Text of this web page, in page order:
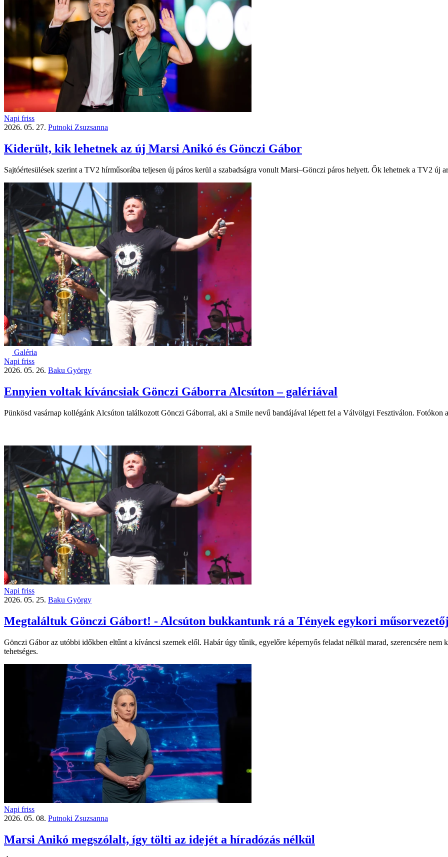
Napi friss
2026. 05. 27. Putnoki Zsuzsanna
Kiderült, kik lehetnek az új Marsi Anikó és Gönczi Gábor
Sajtóértesülések szerint a TV2 hírműsorába teljesen új páros kerül a szabadságra vonult Marsi–Gönczi páros helyett. Ők lehetnek a TV2 új
Galéria
Napi friss
2026. 05. 26. Baku György
Ennyien voltak kíváncsiak Gönczi Gáborra Alcsúton – galériával
Pünkösd vasárnap kollégánk Alcsúton találkozott Gönczi Gáborral, aki a Smile nevű bandájával lépett fel a Válvölgyi Fesztiválon. Fotókon
Napi friss
2026. 05. 25. Baku György
Megtaláltuk Gönczi Gábort! - Alcsúton bukkantunk rá a Tények egykori
Gönczi Gábor az utóbbi időkben eltűnt a kíváncsi szemek elől. Habár úgy tűnik, egyelőre képernyős feladat nélkül marad, szerencsére
tehetséges.
Napi friss
2026. 05. 08. Putnoki Zsuzsanna
Marsi Anikó megszólalt, így tölti az idejét a híradózás nélkül